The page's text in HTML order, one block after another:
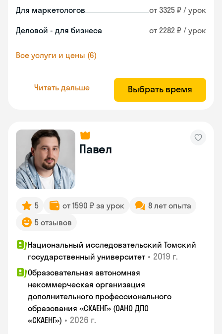
Для маркетологов от 3325 ₽ / урок
Деловой - для бизнеса от 2282 ₽ / урок
Все услуги и цены (6)
Читать дальше Выбрать время
Павел
5 от 1590 ₽ за урок
8 лет опыта
5 отзывов
Национальный исследовательский Томский
государственный университет • 2019 г.
Образовательная автономная
некоммерческая организация
дополнительного профессионального
образования «СКАЕНГ» (ОАНО ДПО
«СКАЕНГ») • 2026 г.